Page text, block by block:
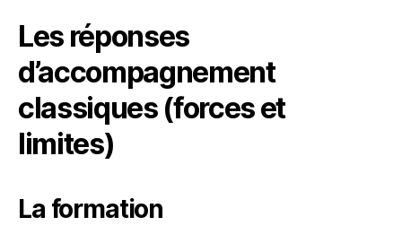
Les réponses
d’accompagnement
classiques (forces et
limites)
La formation